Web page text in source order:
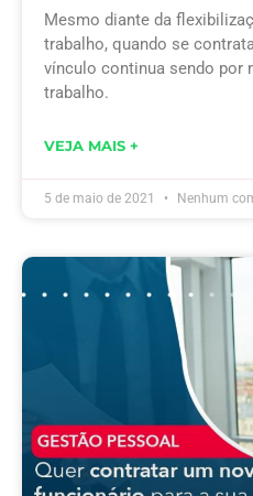
Mesmo diante da
trabalho, quando se
vínculo continua sendo por
trabalho.
VEJA MAIS +
5 de maio de 2021 Nenhum